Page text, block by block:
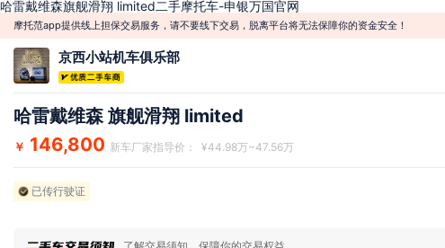
哈雷戴维森旗舰滑翔 limited二手摩托车-申银万国官网
摩托范app提供线上担保交易服务，请不要线下交易，脱离平台将无法保障你的资金安全！
京西小站机车俱乐部
哈雷戴维森 旗舰滑翔 limited
￥ 146,800 新车厂家指导价： ¥44.98万~47.56万
已传行驶证